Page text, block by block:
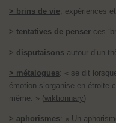
> brins de vie, expériences
> tentatives de penser ces
> disputaisons autour d’un
> métalogues: « se dit
émotion s’organise en étroite
même. » (wiktionnary)
> aphorismes: « Un